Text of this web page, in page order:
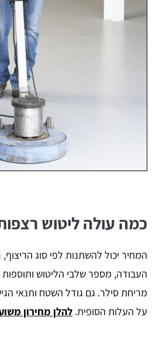
כמה עולה ליטוש
המחיר יכול להשתנות לפי סוג
העבודה, מספר שלבי הליטוש ותוספות
מריחת סילר. גם גודל השטח ותנאי
על העלות הסופית. להלן מחירון